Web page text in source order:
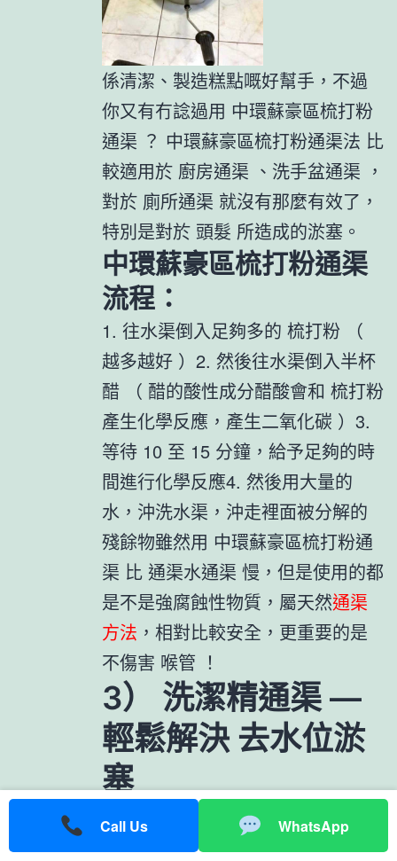
係清潔、製造糕點嘅好幫手，不過
你又有冇諗過用 中環蘇豪區梳打粉
通渠 ？ 中環蘇豪區梳打粉通渠法 比
較適用於 廚房通渠 、洗手盆通渠 ，
對於 廁所通渠 就沒有那麼有效了，
特別是對於 頭髮 所造成的淤塞。
中環蘇豪區梳打粉通渠
流程：
1. 往水渠倒入足夠多的 梳打粉 （
越多越好 ）2. 然後往水渠倒入半杯
醋 （ 醋的酸性成分醋酸會和 梳打粉
產生化學反應，產生二氧化碳 ）3.
等待 10 至 15 分鐘，給予足夠的時
間進行化學反應4. 然後用大量的
水，沖洗水渠，沖走裡面被分解的
殘餘物雖然用 中環蘇豪區梳打粉通
渠 比 通渠水通渠 慢，但是使用的都
是不是強腐蝕性物質，屬天然通渠
方法 ，相對比較安全，更重要的是
不傷害 喉管 ！
3） 洗潔精通渠 —
輕鬆解決 去水位淤
塞
Call Us WhatsApp